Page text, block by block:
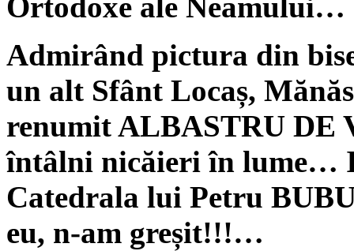
Ortodoxe ale Neamului…
Admirând pictura din
un alt Sfânt Locaș,
renumit ALBASTRU DE
întâlni nicăieri în lume…
Catedrala lui Petru
eu, n-am greșit!!!…